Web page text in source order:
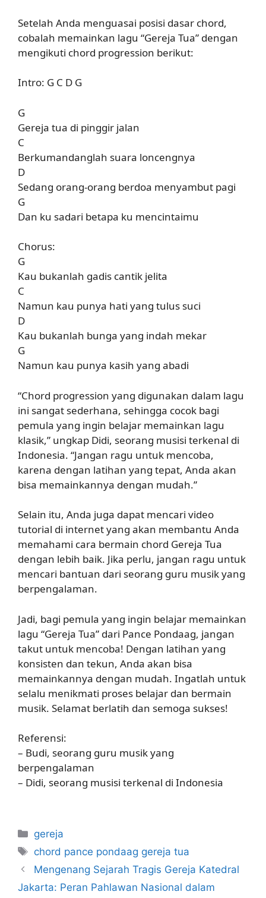
Setelah Anda menguasai posisi dasar chord,
cobalah memainkan lagu “Gereja Tua” dengan
mengikuti chord progression berikut:
Intro: G C D G
G
Gereja tua di pinggir jalan
C
Berkumandanglah suara loncengnya
D
Sedang orang-orang berdoa menyambut pagi
G
Dan ku sadari betapa ku mencintaimu
Chorus:
G
Kau bukanlah gadis cantik jelita
C
Namun kau punya hati yang tulus suci
D
Kau bukanlah bunga yang indah mekar
G
Namun kau punya kasih yang abadi
“Chord progression yang digunakan dalam lagu
ini sangat sederhana, sehingga cocok bagi
pemula yang ingin belajar memainkan lagu
klasik,” ungkap Didi, seorang musisi terkenal di
Indonesia. “Jangan ragu untuk mencoba,
karena dengan latihan yang tepat, Anda akan
bisa memainkannya dengan mudah.”
Selain itu, Anda juga dapat mencari video
tutorial di internet yang akan membantu Anda
memahami cara bermain chord Gereja Tua
dengan lebih baik. Jika perlu, jangan ragu untuk
mencari bantuan dari seorang guru musik yang
berpengalaman.
Jadi, bagi pemula yang ingin belajar memainkan
lagu “Gereja Tua” dari Pance Pondaag, jangan
takut untuk mencoba! Dengan latihan yang
konsisten dan tekun, Anda akan bisa
memainkannya dengan mudah. Ingatlah untuk
selalu menikmati proses belajar dan bermain
musik. Selamat berlatih dan semoga sukses!
Referensi:
– Budi, seorang guru musik yang
berpengalaman
– Didi, seorang musisi terkenal di Indonesia
Categories
gereja
Tags
chord pance pondaag gereja tua
Mengenang Sejarah Tragis Gereja Katedral
Jakarta: Peran Pahlawan Nasional dalam